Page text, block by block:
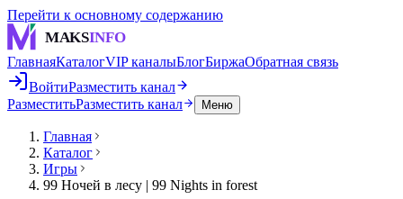
Перейти к основному содержанию
MAKSINFO
ГлавнаяКаталогVIP каналыБлогБиржаОбратная связь
ВойтиРазместить канал
РазместитьРазместить канал Меню
Главная
Каталог
Игры
99 Ночей в лесу | 99 Nights in forest